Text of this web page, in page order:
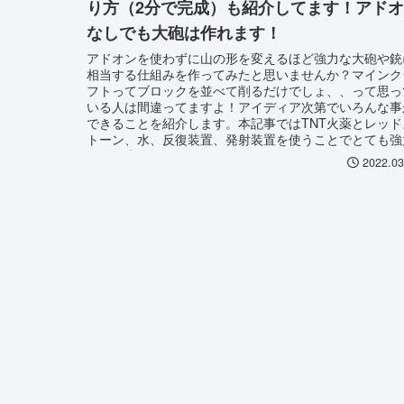
り方（2分で完成）も紹介してます！アド
なしでも大砲は作れます！
アドオンを使わずに山の形を変えるほど強力な大砲や銃
相当する仕組みを作ってみたと思いませんか？マインク
フトってブロックを並べて削るだけでしょ、、って思っ
いる人は間違ってますよ！アイディア次第でいろんな
できることを紹介します。本記事ではTNT火薬とレッド
トーン、水、反復装置、発射装置を使うことでとても強
な銃や大砲（キャノン）にすることができます。